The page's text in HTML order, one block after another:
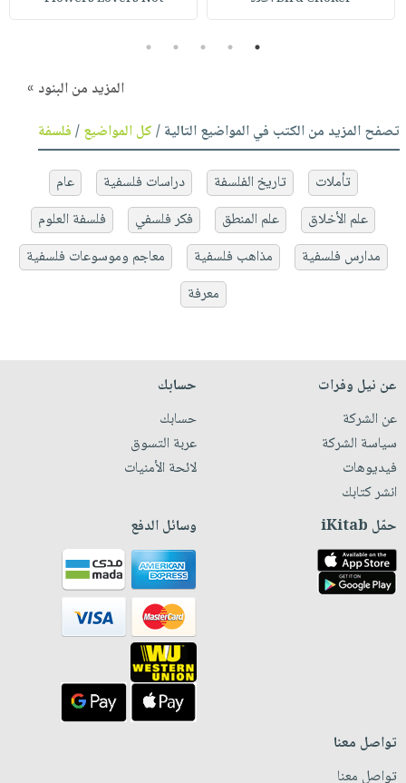
1
2
3
4
5
المزيد من البنود »
تصفح المزيد من الكتب في المواضيع التالية /كل المواضيع/فلسفة
تأملات تاريخ الفلسفة دراسات فلسفية
عام
علم الأخلاق
علم المنطق فكر فلسفي
فلسفة العلوم
مدارس فلسفية
مذاهب فلسفية
معاجم وموسوعات فلسفية
معرفة
عن نيل وفرات
عن الشركة
سياسة الشركة
فيديوهات
انشر كتابك
حسابك
حسابك
عربة التسوق
لائحة الأمنيات
حمّل iKitab وسائل الدفع
تواصل معنا
تواصل معنا